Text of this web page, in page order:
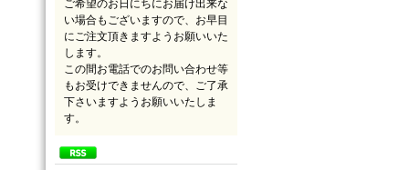
ご希望のお日にちにお届け出来な
い場合もございますので、お早目
にご注文頂きますようお願いいた
します。
この間お電話でのお問い合わせ等
もお受けできませんので、ご了承
下さいますようお願いいたしま
す。